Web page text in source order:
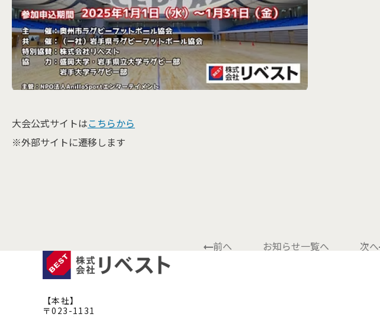
大会公式サイトはこちらから
※外部サイトに遷移します
前へ お知らせ一覧へ 次へ
【本社】
〒023-1131